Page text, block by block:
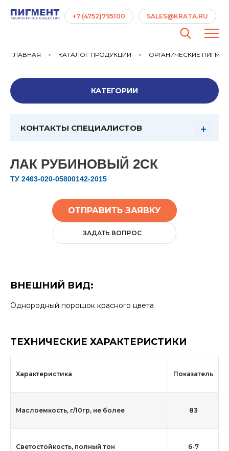
ГЛАВНАЯ КАТАЛОГ ПРОДУКЦИИ ОРГАНИЧЕСКИЕ
КАТЕГОРИИ
КОНТАКТЫ СПЕЦИАЛИСТОВ
ЛАК РУБИНОВЫЙ 2СК
ТУ 2463-020-05800142-2015
ОТПРАВИТЬ ЗАЯВКУ
ЗАДАТЬ ВОПРОС
ВНЕШНИЙ ВИД:
Однородный порошок красного цвета
ТЕХНИЧЕСКИЕ ХАРАКТЕРИСТИКИ
Характеристика Показатель
Маслоемкость, г/10гр, не более 83
Светостойкость, полный тон 6-7